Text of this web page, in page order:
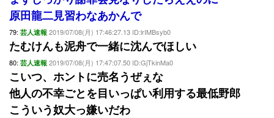
原田龍二見習わなあかんで
79: 芸人速報 2019/07/08(月) 17:46:27.13 ID:lrIMBsyb0
たむけんも泥舟で一緒に沈んでほしい
80: 芸人速報 2019/07/08(月) 17:47:07.50 ID:GjTkinMa0
こいつ、ホントに売名うぜぇな
他人の不幸ごとを目いっぱい利用する最低野郎
こういう奴大っ嫌いだわ